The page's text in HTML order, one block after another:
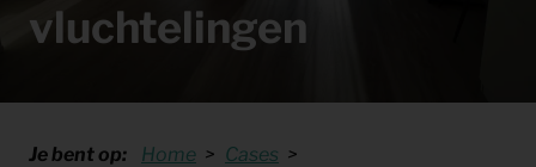
vluchtelingen
Je bent op: Home
Cases